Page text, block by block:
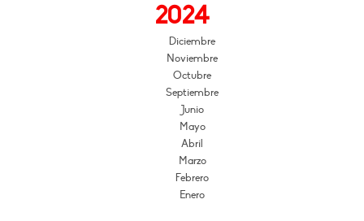
2024
Diciembre
Noviembre
Octubre
Septiembre
Junio
Mayo
Abril
Marzo
Febrero
Enero